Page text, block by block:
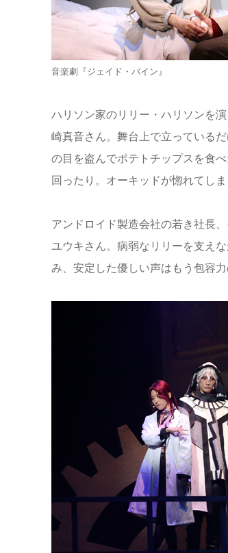
音楽劇『ジェイド・バイン』
ハリソン家のリリー・ハリソンを
崎真音さん。舞台上で立っている
の目を盗んでポテトチップスを食
回ったり。オーキッドが惚れてしま
アンドロイド製造会社の若き社長
ユウキさん。病弱なリリーを支え
み、安定した優しい声はもう包容力